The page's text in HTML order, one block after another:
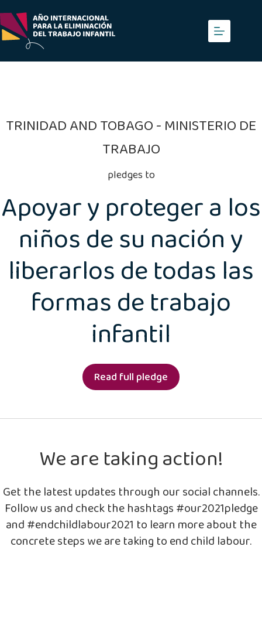
al
contenido
TRINIDAD AND TOBAGO - MINISTERIO DE
TRABAJO
pledges to
Apoyar y proteger a los
niños de su nación y
liberarlos de todas las
formas de trabajo
infantil
Read full pledge
We are taking action!
Get the latest updates through our social channels.
Follow us and check the hashtags #our2021pledge
and #endchildlabour2021 to learn more about the
concrete steps we are taking to end child labour.